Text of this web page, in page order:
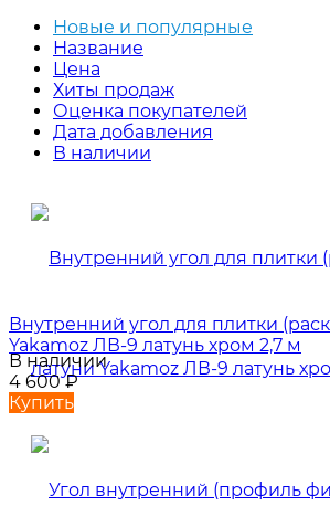
Новые и популярные
Название
Цена
Хиты продаж
Оценка покупателей
Дата добавления
В наличии
Внутренний угол для плитки
Yakamoz ЛВ-9 латунь хром 2,7 м
В наличии
4 600₽
Купить